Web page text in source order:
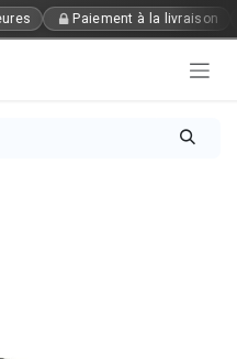
Paiement à la livraison